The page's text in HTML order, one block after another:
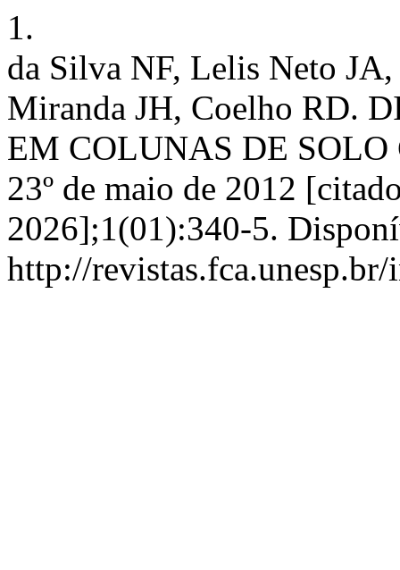
1.
da Silva NF, Lelis Neto
Miranda JH, Coelho RD.
EM COLUNAS DE
23º de maio de 2012
2026];1(01):340-5.
http://